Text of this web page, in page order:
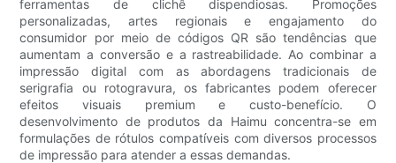
ferramentas de clichê dispendiosas. Promoções
personalizadas, artes regionais e engajamento do
consumidor por meio de códigos QR são tendências que
aumentam a conversão e a rastreabilidade. Ao combinar a
impressão digital com as abordagens tradicionais de
serigrafia ou rotogravura, os fabricantes podem oferecer
efeitos visuais premium e custo-benefício. O
desenvolvimento de produtos da Haimu concentra-se em
formulações de rótulos compatíveis com diversos processos
de impressão para atender a essas demandas.